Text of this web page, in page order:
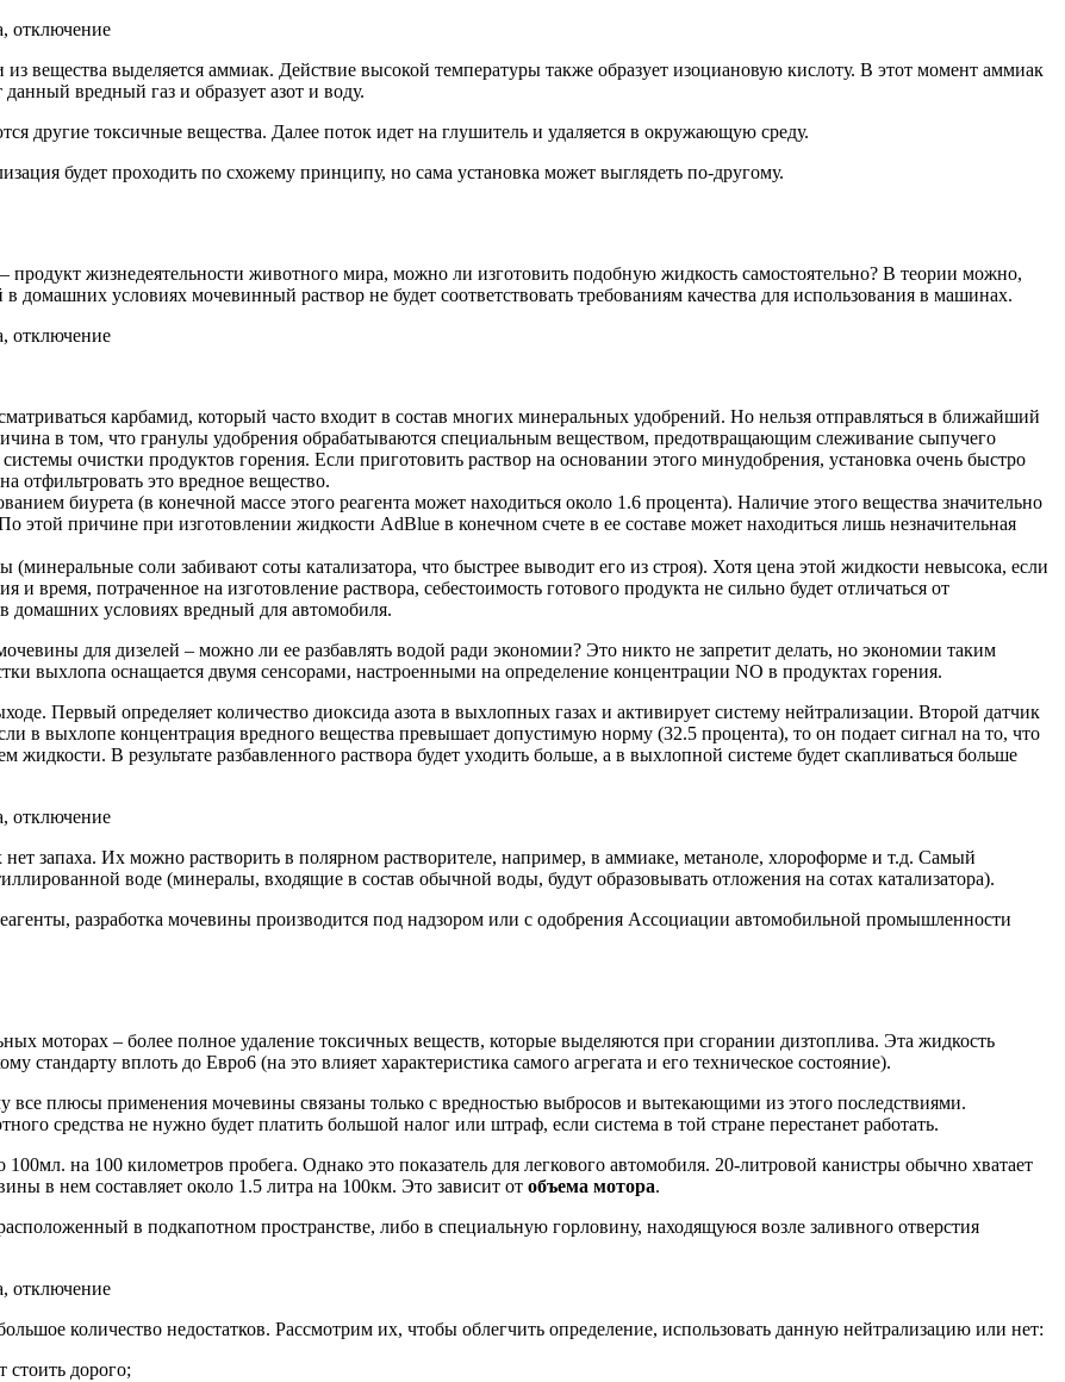
вещества выделяется аммиак. Действие высокой температуры также образует изоциановую кислоту. В этот момент аммиак
вредный газ и образует азот и воду.
другие токсичные вещества. Далее поток идет на глушитель и удаляется в окружающую среду.
будет проходить по схожему принципу, но сама установка может выглядеть по-другому.
продукт жизнедеятельности животного мира, можно ли изготовить подобную жидкость самостоятельно? В теории можно,
домашних условиях мочевинный раствор не будет соответствовать требованиям качества для использования в машинах.
карбамид, который часто входит в состав многих минеральных удобрений. Но нельзя отправляться в ближайший
в том, что гранулы удобрения обрабатываются специальным веществом, предотвращающим слеживание сыпучего
очистки продуктов горения. Если приготовить раствор на основании этого минудобрения, установка очень быстро
отфильтровать это вредное вещество.
биурета (в конечной массе этого реагента может находиться около 1.6 процента). Наличие этого вещества значительно
этой причине при изготовлении жидкости AdBlue в конечном счете в ее составе может находиться лишь незначительная
(минеральные соли забивают соты катализатора, что быстрее выводит его из строя). Хотя цена этой жидкости невысока, если
время, потраченное на изготовление раствора, себестоимость готового продукта не сильно будет отличаться от
домашних условиях вредный для автомобиля.
для дизелей – можно ли ее разбавлять водой ради экономии? Это никто не запретит делать, но экономии таким
выхлопа оснащается двумя сенсорами, настроенными на определение концентрации NO в продуктах горения.
Первый определяет количество диоксида азота в выхлопных газах и активирует систему нейтрализации. Второй датчик
в выхлопе концентрация вредного вещества превышает допустимую норму (32.5 процента), то он подает сигнал на то, что
В результате разбавленного раствора будет уходить больше, а в выхлопной системе будет скапливаться больше
запаха. Их можно растворить в полярном растворителе, например, в аммиаке, метаноле, хлороформе и т.д. Самый
воде (минералы, входящие в состав обычной воды, будут образовывать отложения на сотах катализатора).
разработка мочевины производится под надзором или с одобрения Ассоциации автомобильной промышленности
моторах – более полное удаление токсичных веществ, которые выделяются при сгорании дизтоплива. Эта жидкость
стандарту вплоть до Евро6 (на это влияет характеристика самого агрегата и его техническое состояние).
все плюсы применения мочевины связаны только с вредностью выбросов и вытекающими из этого последствиями.
средства не нужно будет платить большой налог или штраф, если система в той стране перестанет работать.
100мл. на 100 километров пробега. Однако это показатель для легкового автомобиля. 20-литровой канистры обычно хватает
в нем составляет около 1.5 литра на 100км. Это зависит от объема мотора.
в подкапотном пространстве, либо в специальную горловину, находящуюся возле заливного отверстия
количество недостатков. Рассмотрим их, чтобы облегчить определение, использовать данную нейтрализацию или нет:
стоить дорого;